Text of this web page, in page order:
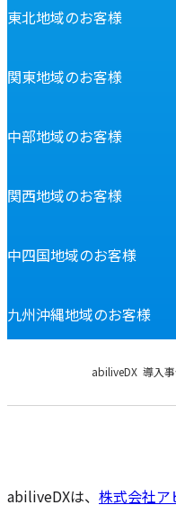
東北地域のお客様
関東地域のお客様
中部地域のお客様
関西地域のお客様
中四国地域のお客様
九州沖縄地域のお客様
の
の
abiliveDX 導入
abiliveDXは、 株式会社ア